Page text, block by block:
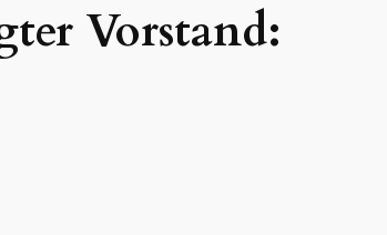
Vorstand: